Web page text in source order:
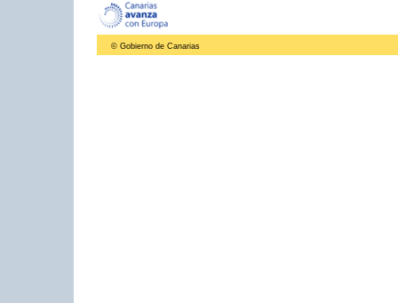
© Gobierno de Canarias